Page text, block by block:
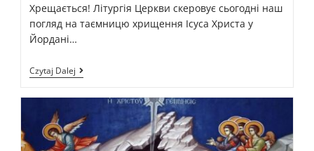
Хрещається! Літургія Церкви скеровує сьогодні наш
погляд на таємницю хрищення Ісуса Христа у
Йордані…
Czytaj Dalej